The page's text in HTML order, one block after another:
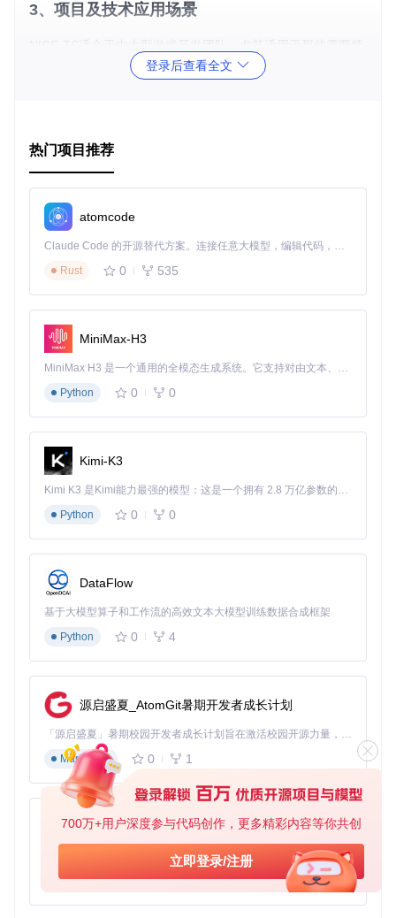
700万+用户深度参与代码创作，更多精彩内容等你共创
立即登录/注册
3、项目及技术应用场景
NICE-TS适合于中大型游戏开发团队，尤其适用于那些需要频
繁更新和优化游戏内容，对UI设计要求高，且关注性能和用户
体验的项目。此外，其热更新特性使得开发者能够在不打扰玩
运行时无缝应用新的代码和资源。
完善的文档
开发者上手和解决问题。
：有活跃的QQ交流群，开发者可以在这里获取即
时帮助和交流经验。
持续更新
：根据Road Map，NICE-TS会不断添加新的特性
多游戏开发需求。
总的来说，NICE-TS是一个强大且全面的游戏开发框架，无论
你是独立开发者还是专业团队成员，都能从中受益。如果你正
在寻找一个能够简化开发流程、提升游戏品质的工具，那么NI
CE-TS绝对值得尝试。立即加入，体验高效开发的乐趣吧！
登录后查看全文
热门项目推荐
atomcode
Claude Code 的开源替代方案。连接任意大模型，编辑代码，运行命令，自动验证 — 全自动执行。用 Rust 构建，极致性能。 ｜ An open-source alternative to Claude Code. Connect any LLM, edit code, run commands, and verify changes — autonomously. Built in Rust for speed. Get Started
Rust
0 535
MiniMax-H3
MiniMax H3 是一个通用的全模态生成系统。它支持对由文本、图像、视频和音频组成的多模态上下文进行统一理解，并能生成分辨率高达 2K、时长可达 15 秒的带原生立体声音频的视频。得益于面向任务泛化的系统设计，H3 在预训练阶段就已具备广泛的多模态上下文理解与生成能力，能够出色地执行复杂的多模态指令。
Python
0 0
Kimi-K3
Kimi K3 是Kimi能力最强的模型：这是一个拥有 2.8 万亿参数的混合专家（MoE）模型，具备原生视觉理解能力，并支持 100 万 token 的上下文窗口。
Python
0 0
DataFlow
基于大模型算子和工作流的高效文本大模型训练数据合成框架
Python
0 4
源启盛夏_AtomGit暑期开发者成长计划
「源启盛夏」暑期校园开发者成长计划旨在激活校园开源力量，通过积分激励、认证扶持、资源倾斜等形式，引导高校组织和开发者完成「入驻 — 建项目 — 做贡献 — 获认证 — 得资源」的完整闭环。无论你是想带领社团入驻平台的组织者，还是希望用代码贡献证明自己的开发者，都能在这里找到属于你的成长路径。
Markdown
0 1
py-xiaozhi
基于Python的Xiaozhi AI，适用于想要完整Xiaozhi体验而无需拥有专用硬件的用户。
Python
0 1